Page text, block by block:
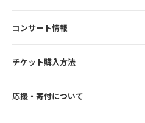
コンサート情報
チケット購入方法
応援・寄付について